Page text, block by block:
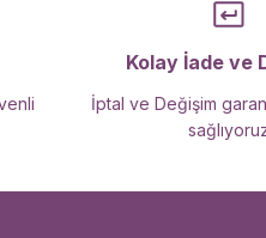
Kolay İade ve
İptal ve Değişim